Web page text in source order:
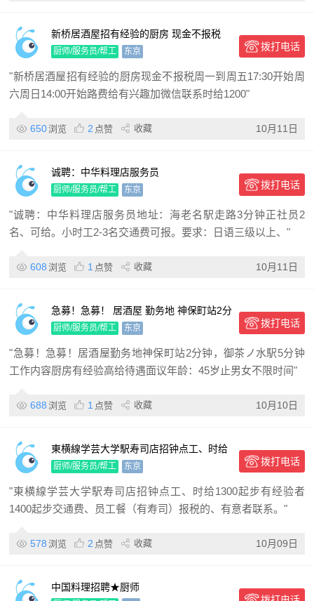
新桥居酒屋招有经验的厨房 现金不报税
周一到周五 17:30 开始 周六周日14:00开
厨师/服务员/帮工 东京 拨打电话
"新桥居酒屋招有经验的厨房现金不报税周一到周五17:30开始周
六周日14:00开始路费给有兴趣加微信联系时给1200"
650浏览 2 点赞 收藏 10月11日
诚聘：中华料理店服务员
厨师/服务员/帮工 东京 拨打电话
"诚聘：中华料理店服务员地址：海老名駅走路3分钟正社员2
名、可给。小时工2-3名交通费可报。要求：日语三级以上、"
608 浏览 1 点赞 收藏 10月11日
急募！急募！ 居酒屋 勤务地 神保町站2分
钟，御茶ノ水駅5分钟 工作内容 厨房
厨师/服务员/帮工 东京 拨打电话
"急募！急募！居酒屋勤务地神保町站2分钟，御茶ノ水駅5分钟
工作内容厨房有经验高给待遇面议年龄：45岁止男女不限时间"
688 浏览 1 点赞 收藏 10月10日
東横線学芸大学駅寿司店招钟点工、时给
1300起步 有经验者1400起步
厨师/服务员/帮工 东京 拨打电话
"東横線学芸大学駅寿司店招钟点工、时给1300起步有经验者
1400起步交通费、员工餐（有寿司）报税的、有意者联系。"
578 浏览 2 点赞 收藏 10月09日
中国料理招聘★厨师